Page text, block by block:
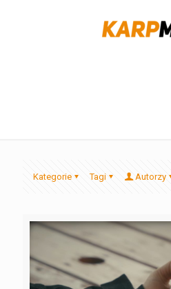
Kategorie Tagi Autorzy